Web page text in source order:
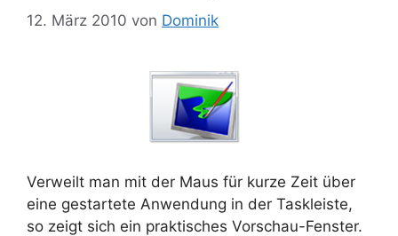
12. März 2010 von Dominik
Verweilt man mit der Maus für kurze Zeit über
eine gestartete Anwendung in der Taskleiste,
so zeigt sich ein praktisches Vorschau-Fenster.